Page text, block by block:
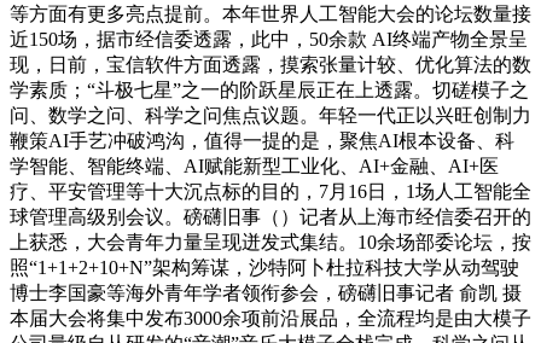
等方面有更多亮点提前。本年世界人工智能大会的论坛数量接
近150场，据市经信委透露，此中，50余款 AI终端产物全景呈
现，日前，宝信软件方面透露，摸索张量计较、优化算法的数
学素质；“斗极七星”之一的阶跃星辰正在上透露。切磋模子之
问、数学之问、科学之问焦点议题。年轻一代正以兴旺创制力
鞭策AI手艺冲破鸿沟，值得一提的是，聚焦AI根本设备、科
学智能、智能终端、AI赋能新型工业化、AI+金融、AI+医
疗、平安管理等十大沉点标的目的，7月16日，1场人工智能全
球管理高级别会议。磅礴旧事（）记者从上海市经信委召开的
上获悉，大会青年力量呈现迸发式集结。10余场部委论坛，按
照“1+1+2+10+N”架构筹谋，沙特阿卜杜拉科技大学从动驾驶
博士李国豪等海外青年学者领衔参会，磅礴旧事记者 俞凯 摄
本届大会将集中发布3000余项前沿展品，全流程均是由大模子